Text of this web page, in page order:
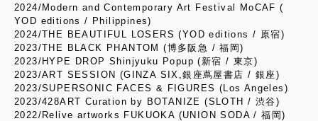
2024/Modern and Contemporary Art Festival MoCAF (
YOD editions / Philippines)
2024/THE BEAUTIFUL LOSERS (YOD editions / 原宿)
2023/THE BLACK PHANTOM (博多阪急 / 福岡)
2023/HYPE DROP Shinjyuku Popup (新宿 / 東京)
2023/ART SESSION (GINZA SIX,銀座蔦屋書店 / 銀座)
2023/SUPERSONIC FACES & FIGURES (Los Angeles)
2023/428ART Curation by BOTANIZE (SLOTH / 渋谷)
2022/Relive artworks FUKUOKA (UNION SODA / 福岡)